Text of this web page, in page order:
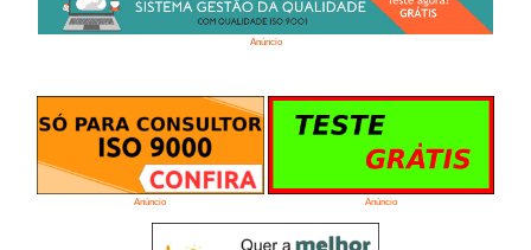
Anúncio
Anúncio Anúncio